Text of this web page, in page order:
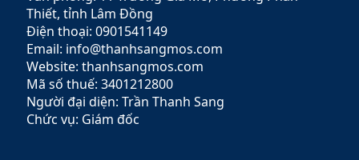
lợi nhuận và giảm thiểu rủi
ro.
Thiết, tỉnh Lâm Đồng
Điện thoại: 0901541149
Email: info@thanhsangmos.com
Website: thanhsangmos.com
Mã số thuế: 3401212800
Người đại diện: Trần Thanh Sang
Chức vụ: Giám đốc